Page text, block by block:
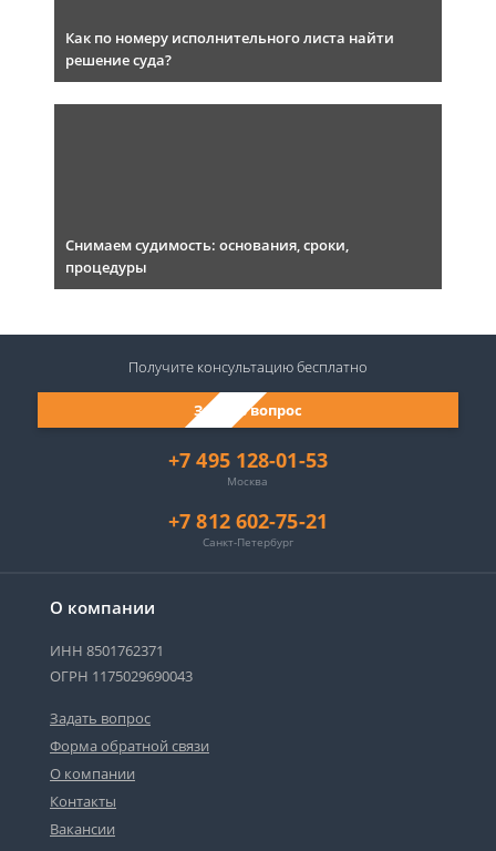
Как по номеру исполнительного листа найти
решение суда?
Снимаем судимость: основания, сроки,
процедуры
О компании
ИНН 8501762371
ОГРН 1175029690043
Задать вопрос
Форма обратной связи
О компании
Контакты
Вакансии
+7 495 128-01-53
Москва
+7 812 602-75-21
Санкт-Петербург
Задать вопрос
Получите консультациюбесплатно